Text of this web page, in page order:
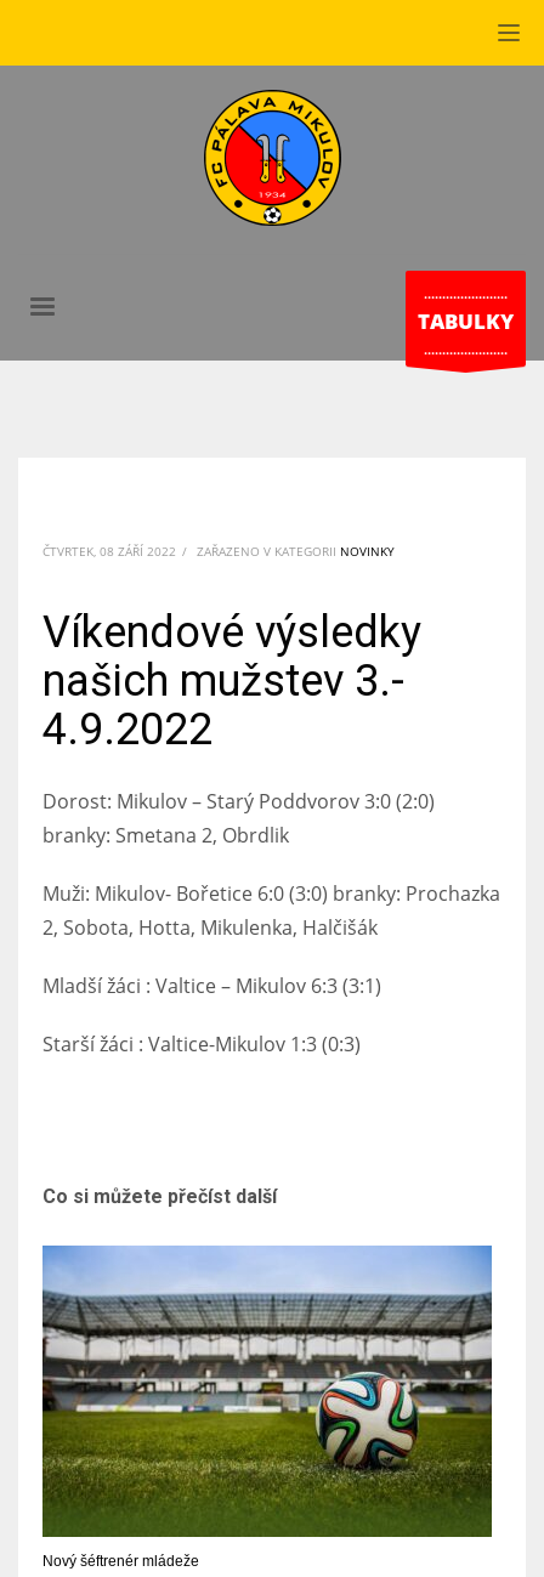
.......................
TABULKY
.......................
ČTVRTEK, 08 ZÁŘÍ 2022 / ZAŘAZENO V KATEGORII NOVINKY
Víkendové výsledky
našich mužstev 3.-
4.9.2022
Dorost: Mikulov – Starý Poddvorov 3:0 (2:0)
branky: Smetana 2, Obrdlik
Muži: Mikulov- Bořetice 6:0 (3:0) branky: Prochazka
2, Sobota, Hotta, Mikulenka, Halčišák
Mladší žáci : Valtice – Mikulov 6:3 (3:1)
Starší žáci : Valtice-Mikulov 1:3 (0:3)
Co si můžete přečíst další
Nový šéftrenér mládeže